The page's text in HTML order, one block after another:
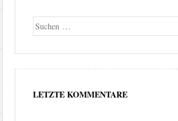
Suche
LETZTE KOMMENTARE